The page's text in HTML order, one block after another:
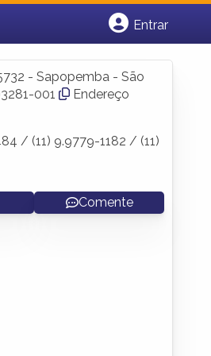
Entrar
- Sapopemba - São
001
Endereço
/ (11) 9.9779-1182 / (11)
Comente